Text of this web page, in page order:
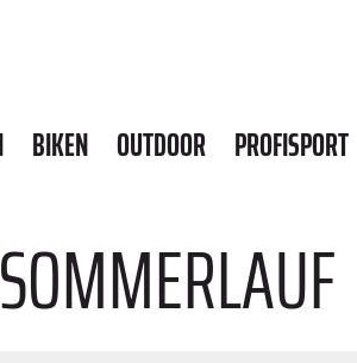
BIKEN OUTDOOR PROFISPORT